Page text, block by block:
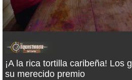
¡A la rica tortilla caribeña! Los
su merecido premio